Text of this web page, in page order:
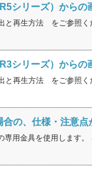
シリーズ）から
と再生方法 をご参照く
シリーズ）から
と再生方法 をご参照く
の、仕様・注意点
用金具を使用します